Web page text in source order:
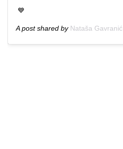
💙
A post shared by Nataša Gavranić